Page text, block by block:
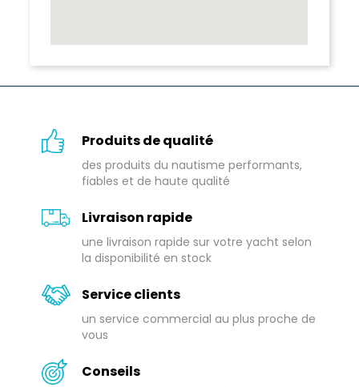
Produits de qualité
des produits du nautisme performants,
fiables et de haute qualité
Livraison rapide
une livraison rapide sur votre yacht selon
la disponibilité en stock
Service clients
un service commercial au plus proche de
vous
Conseils